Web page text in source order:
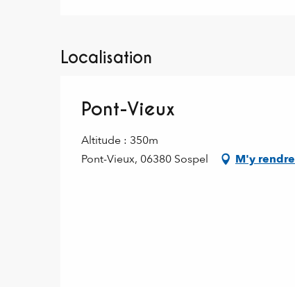
Localisation
Pont-Vieux
Altitude : 350m
Pont-Vieux, 06380 Sospel
M'y rendre